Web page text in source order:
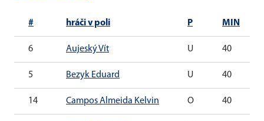
# hráči v poli P MIN
6 Aujeský Vít U 40
5 Bezyk Eduard U 40
14 Campos Almeida Kelvin O 40